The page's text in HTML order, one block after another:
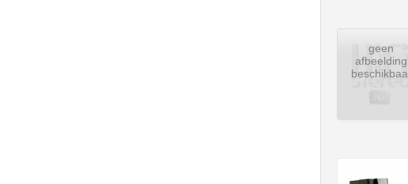
geen
afbeelding